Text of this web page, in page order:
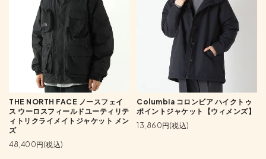
THE NORTH FACE ノースフェイ
ス ウーロスフィールドユーティリテ
ィトリクライメイトジャケット メン
ズ
48,400円(税込)
Columbia コロンビア ハイクトゥ
ポイントジャケット【ウィメンズ】
13,860円(税込)